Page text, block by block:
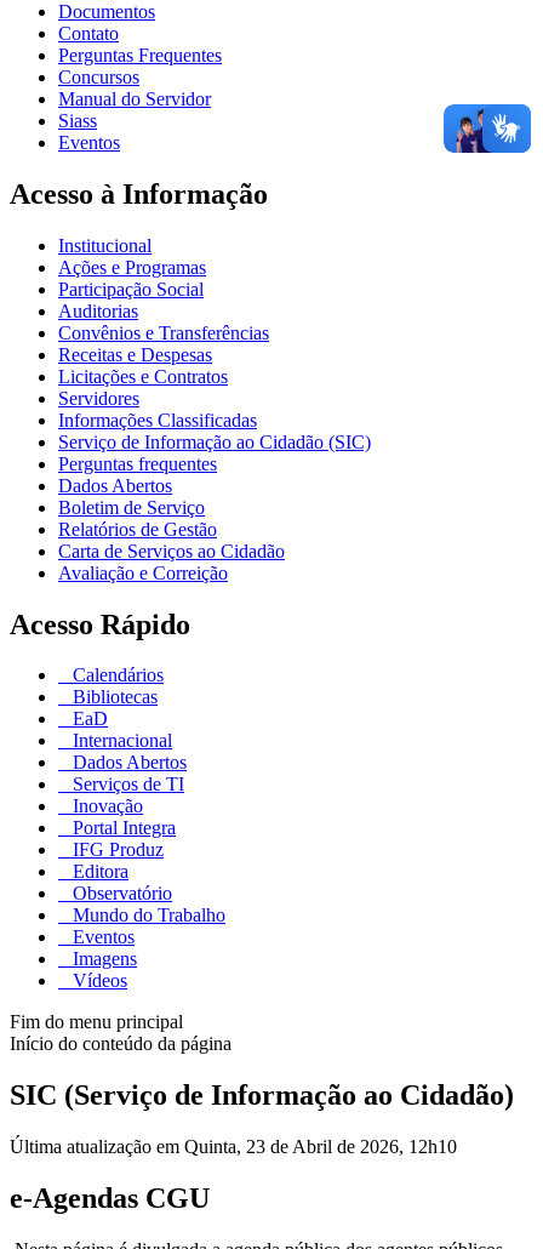
Documentos
Contato
Perguntas Frequentes
Concursos
Manual do Servidor
Siass
Eventos
Acesso à Informação
Institucional
Ações e Programas
Participação Social
Auditorias
Convênios e Transferências
Receitas e Despesas
Licitações e Contratos
Servidores
Informações Classificadas
Serviço de Informação ao Cidadão (SIC)
Perguntas frequentes
Dados Abertos
Boletim de Serviço
Relatórios de Gestão
Carta de Serviços ao Cidadão
Avaliação e Correição
Acesso Rápido
Calendários
Bibliotecas
EaD
Internacional
Dados Abertos
Serviços de TI
Inovação
Portal Integra
IFG Produz
Editora
Observatório
Mundo do Trabalho
Eventos
Imagens
Vídeos
Fim do menu principal
Início do conteúdo da página
SIC (Serviço de Informação ao Cidadão)
Última atualização em Quinta, 23 de Abril de 2026, 12h10
e-Agendas CGU